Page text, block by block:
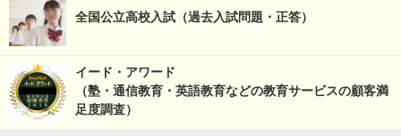
全国公立高校入試（過去入試問題・正答）
イード・アワード
（塾・通信教育・英語教育などの教育サービスの顧客満
足度調査）